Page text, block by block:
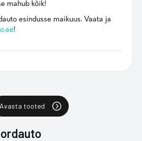
mahub kõik!
esindusse maikuus. Vaata ja
!
Avasta tooted